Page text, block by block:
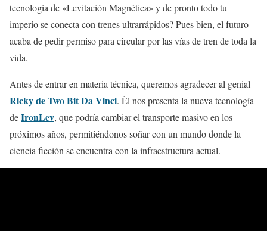
tecnología de «Levitación Magnética» y de pronto todo tu
imperio se conecta con trenes ultrarrápidos? Pues bien, el futuro
acaba de pedir permiso para circular por las vías de tren de toda la
vida.
Antes de entrar en materia técnica, queremos agradecer al genial
Ricky de Two Bit Da Vinci. Él nos presenta la nueva tecnología
deIronLev, que podría cambiar el transporte masivo en los
próximos años, permitiéndonos soñar con un mundo donde la
ciencia ficción se encuentra con la infraestructura actual.